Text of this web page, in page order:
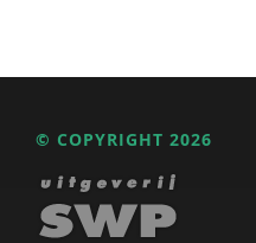
© COPYRIGHT 2026